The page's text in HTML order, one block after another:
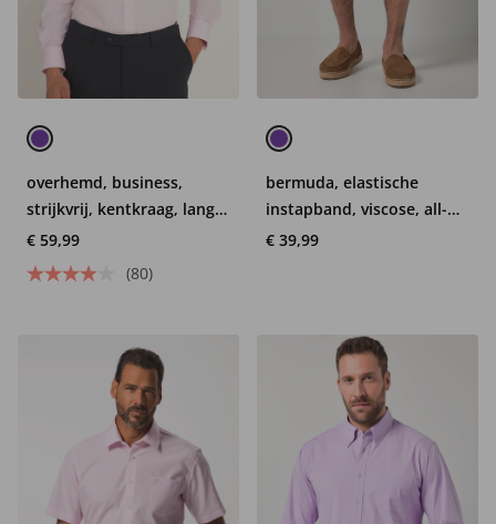
overhemd, business,
strijkvrij, kentkraag, lange
mouwen, Comfort-Fit, tot
8XL
€ 59,99
(80)
bermuda, elastische
instapband, viscose, all-
overprint, tot 8XL
€ 39,99